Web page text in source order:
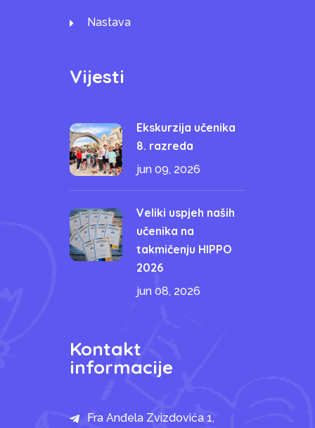
Nastava
Vijesti
Ekskurzija učenika
8. razreda
jun 09, 2026
Veliki uspjeh naših
učenika na
takmičenju HIPPO
2026
jun 08, 2026
Kontakt
informacije
Fra Anđela Zvizdovića 1,